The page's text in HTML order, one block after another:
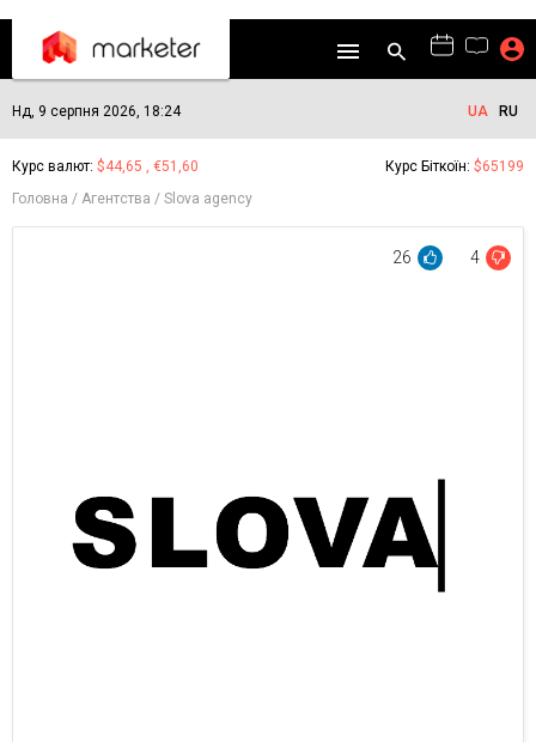
Нд, 9 серпня 2026, 18:24 UA RU
Курс валют: $44,65 , €51,60 Курс Біткоїн: $65199
Головна
Агентства Slova agency
26 4